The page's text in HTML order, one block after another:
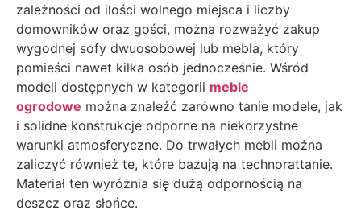
zależności od ilości wolnego miejsca i liczby
domowników oraz gości, można rozważyć zakup
wygodnej sofy dwuosobowej lub mebla, który
pomieści nawet kilka osób jednocześnie. Wśród
modeli dostępnych w kategorii meble
ogrodowe można znaleźć zarówno tanie modele, jak
i solidne konstrukcje odporne na niekorzystne
warunki atmosferyczne. Do trwałych mebli można
zaliczyć również te, które bazują na technorattanie.
Materiał ten wyróżnia się dużą odpornością na
deszcz oraz słońce.